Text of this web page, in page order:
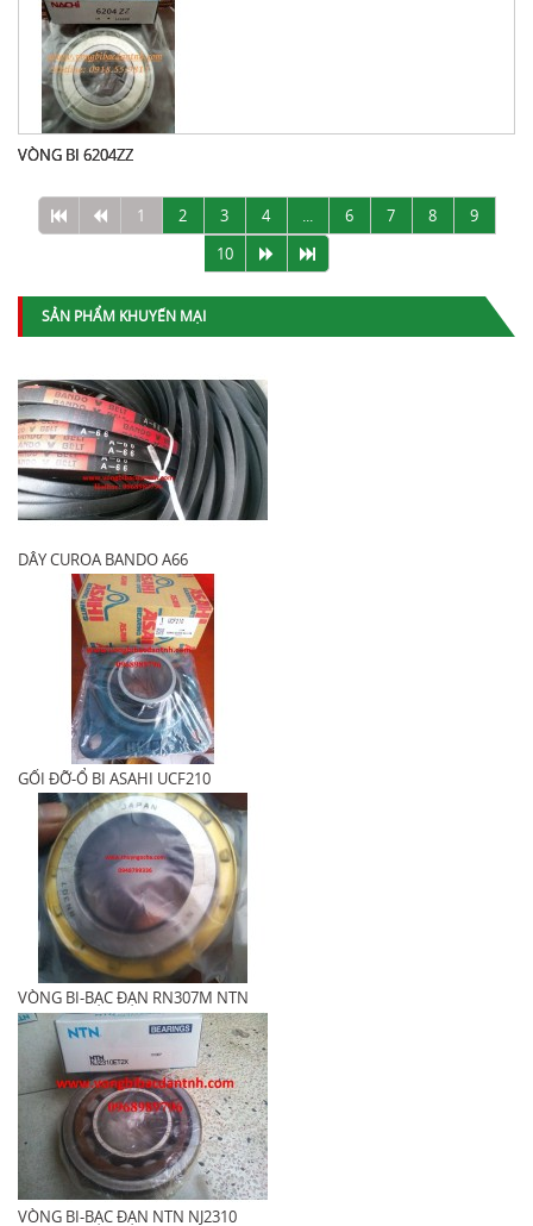
VÒNG BI 6204ZZ
1 2 3 4 ... 6 7 8
9
10
SẢN PHẨM KHUYẾN MẠI
DÂY CUROA BANDO A66
GỐI ĐỠ-Ổ BI ASAHI UCF210
VÒNG BI-BẠC ĐẠN RN307M NTN
VÒNG BI-BẠC ĐẠN NTN NJ2310